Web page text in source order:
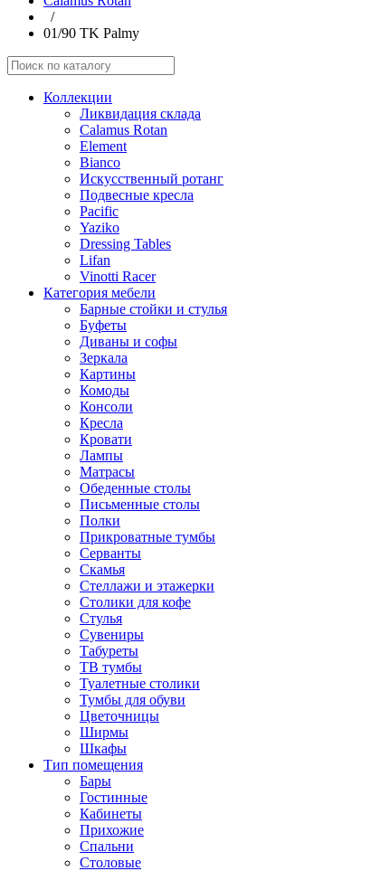
/
01/90 TK Palmy
Коллекции
Ликвидация склада
Calamus Rotan
Element
Bianco
Искусственный ротанг
Подвесные кресла
Pacific
Yaziko
Dressing Tables
Lifan
Vinotti Racer
Категория мебели
Барные стойки и стулья
Буфеты
Диваны и софы
Зеркала
Картины
Комоды
Консоли
Кресла
Кровати
Лампы
Матрасы
Обеденные столы
Письменные столы
Полки
Прикроватные тумбы
Серванты
Скамья
Стеллажи и этажерки
Столики для кофе
Стулья
Сувениры
Табуреты
ТВ тумбы
Туалетные столики
Тумбы для обуви
Цветочницы
Ширмы
Шкафы
Тип помещения
Бары
Гостинные
Кабинеты
Прихожие
Спальни
Столовые